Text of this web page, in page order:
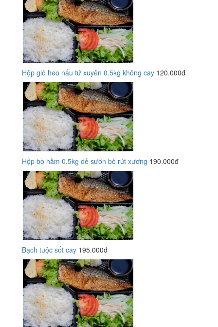
Hộp giò heo nấu tứ xuyên 0.5kg không cay 120.000đ
Hộp bò hầm 0.5kg dẻ sườn bò rút xương 190.000đ
Bạch tuộc sốt cay 195.000đ